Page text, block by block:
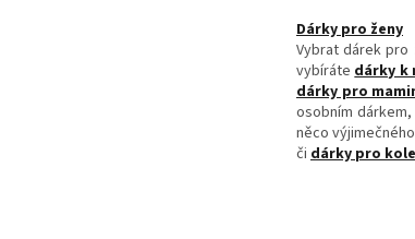
Dárky pro ženy
Vybrat dárek pro
vybíráte dárky k
dárky pro
osobním
něco
či dárky pro